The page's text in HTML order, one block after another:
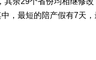
，最短的陪产假有7天